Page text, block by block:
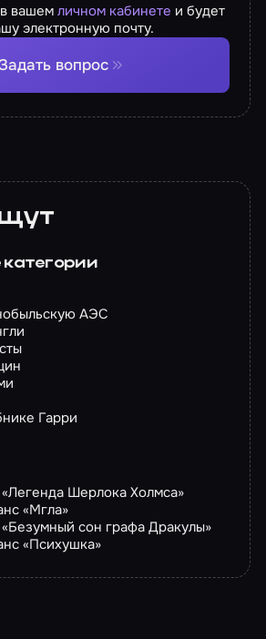
в вашемличном кабинете и будет
электронную почту.
вопрос
АЭС
Гарри
Шерлока Холмса»
«Мгла»
сон графа Дракулы»
«Психушка»